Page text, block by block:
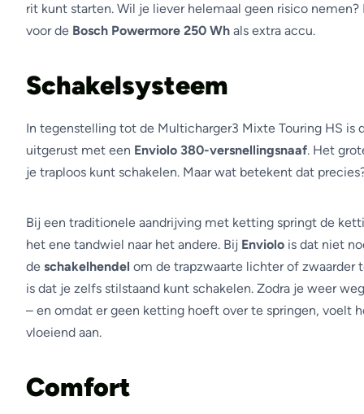
rit kunt starten. Wil je liever helemaal geen risico
voor de Bosch Powermore 250 Wh als extra accu.
Schakelsysteem
In tegenstelling tot de Multicharger3 Mixte Touring HS is
uitgerust met een Enviolo 380-versnellingsnaaf. Het
je traploos kunt schakelen. Maar wat betekent dat
Bij een traditionele aandrijving met ketting springt de
het ene tandwiel naar het andere. Bij Enviolo is dat niet
de schakelhendel om de trapzwaarte lichter of zwaarder
is dat je zelfs stilstaand kunt schakelen. Zodra je weer
– en omdat er geen ketting hoeft over te springen, voelt
vloeiend aan.
Comfort